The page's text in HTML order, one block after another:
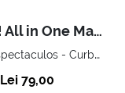
Vamp! All in One Mascara
Volum spectaculos - Curbare perfectă - Lungime inimitabilă. Cu tratament fortifiant.
Lei 79,00